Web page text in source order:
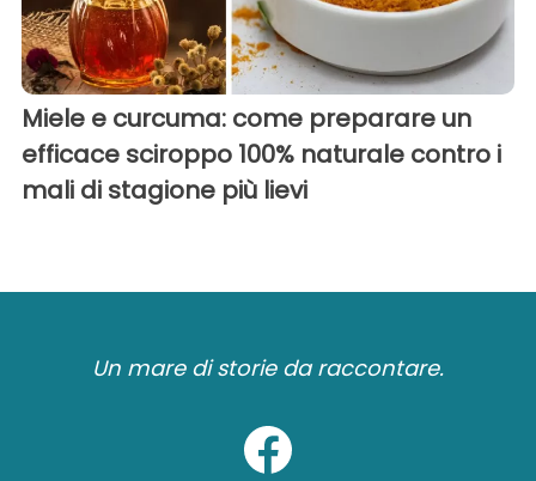
Miele e curcuma: come preparare un
efficace sciroppo 100% naturale contro i
mali di stagione più lievi
Un mare di storie da raccontare.